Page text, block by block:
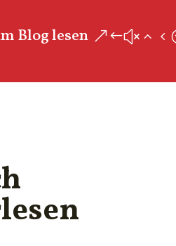
Blog lesen